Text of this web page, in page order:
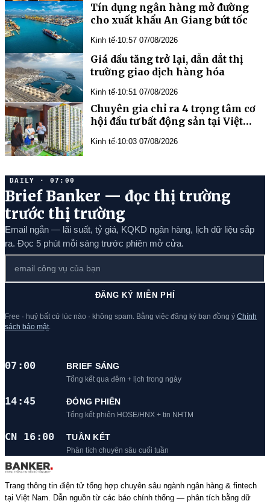
Tín dụng ngân hàng mở đường
cho xuất khẩu An Giang bứt tốc
Kinh tế·10:57 07/08/2026
Giá dầu tăng trở lại, dẫn dắt thị
trường giao dịch hàng hóa
Kinh tế·10:51 07/08/2026
Chuyên gia chỉ ra 4 trọng tâm cơ
hội đầu tư bất động sản tại Việt
Kinh tế·10:03 07/08/2026
DAILY · 07:00
Brief Banker — đọc thị trường
trước thị trường
Email ngắn — lãi suất, tỷ giá, KQKD ngân hàng, lịch dữ liệu sắp
ra. Đọc 5 phút mỗi sáng trước phiên mở cửa.
ĐĂNG KÝ MIỄN PHÍ
Free · huỷ bất cứ lúc nào · không spam. Bằng việc đăng ký bạn đồng ý Chính
sách bảo mật
07:00 BRIEF SÁNG
Tổng kết qua đêm + lịch trong ngày
14:45 ĐÓNG PHIÊN
Tổng kết phiên HOSE/HNX + tin NHTM
CN 16:00 TUẦN KẾT
Phân tích chuyên sâu cuối tuần
Trang thông tin điện tử tổng hợp chuyên sâu ngành ngân hàng & fintech
tại Việt Nam. Dẫn nguồn từ các báo chính thống — phân tích bằng dữ